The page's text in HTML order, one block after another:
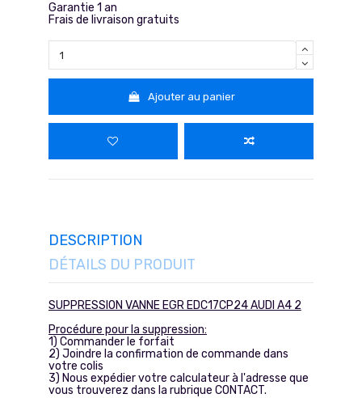
Garantie 1 an
Frais de livraison gratuits
Ajouter au panier
DESCRIPTION
DÉTAILS DU PRODUIT
SUPPRESSION VANNE EGR EDC17CP24 AUDI A4 2
Procédure pour la suppression:
1) Commander le forfait
2) Joindre la confirmation de commande dans
votre colis
3) Nous expédier votre calculateur à l'adresse que
vous trouverez dans la rubrique CONTACT.